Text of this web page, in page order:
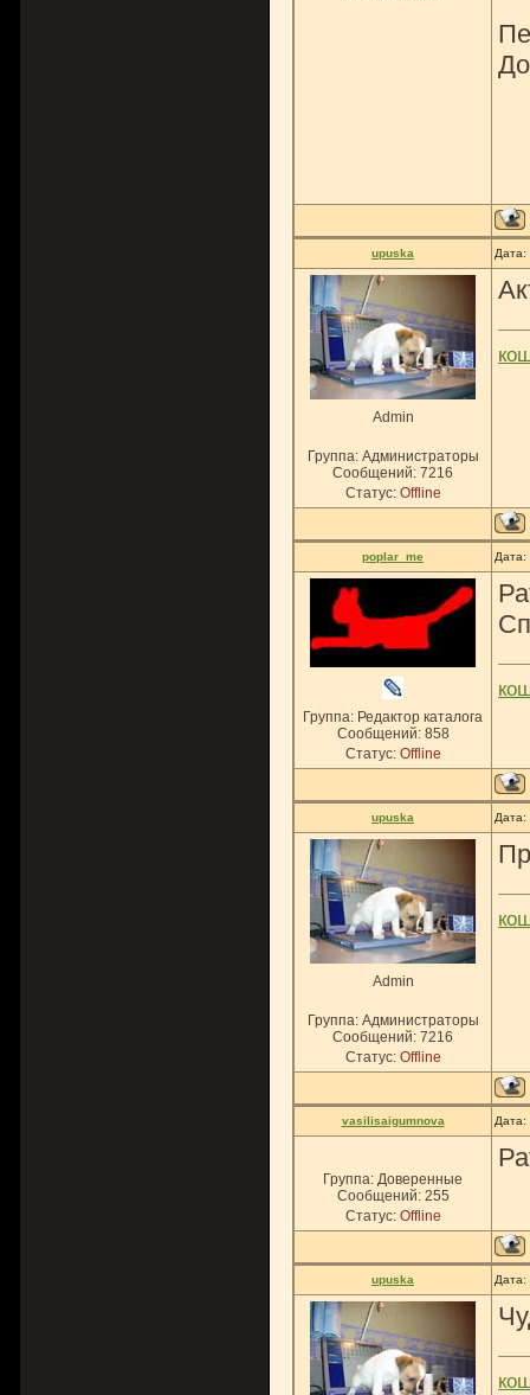
upuska Дата:
Admin
Группа: Администраторы
Сообщений: 7216
Статус: Offline
poplar_me
Группа: Редактор каталога
Сообщений: 858
Статус: Offline
upuska
Admin
Группа: Администраторы
Сообщений: 7216
Статус: Offline
vasilisaigumnova
Группа: Доверенные
Сообщений: 255
Статус: Offline
upuska